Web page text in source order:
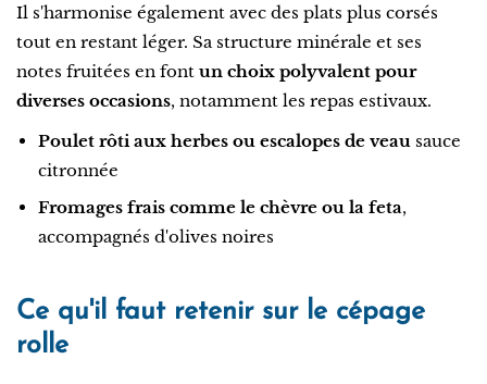
Il s'harmonise également avec des plats plus corsés
tout en restant léger. Sa structure minérale et ses
notes fruitées en font un choix polyvalent pour
diverses occasions, notamment les repas estivaux.
Poulet rôti aux herbes ou escalopes de veau sauce
citronnée
Fromages frais comme le chèvre ou la feta,
accompagnés d'olives noires
Ce qu'il faut retenir sur le cépage
rolle